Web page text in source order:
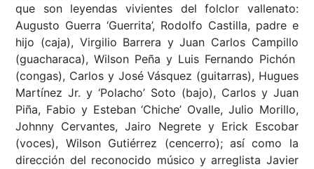
que son leyendas vivientes del folclor vallenato:
Augusto Guerra ‘Guerrita’, Rodolfo Castilla, padre e
hijo (caja), Virgilio Barrera y Juan Carlos Campillo
(guacharaca), Wilson Peña y Luis Fernando Pichón
(congas), Carlos y José Vásquez (guitarras), Hugues
Martínez Jr. y ‘Polacho’ Soto (bajo), Carlos y Juan
Piña, Fabio y Esteban ‘Chiche’ Ovalle, Julio Morillo,
Johnny Cervantes, Jairo Negrete y Erick Escobar
(voces), Wilson Gutiérrez (cencerro); así como la
dirección del reconocido músico y arreglista Javier